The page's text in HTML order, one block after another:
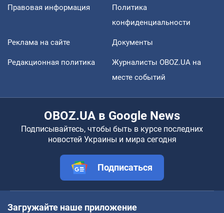
Правовая информация
Политика
конфиденциальности
Реклама на сайте Документы
Редакционная политика
Журналисты OBOZ.UA на
месте событий
OBOZ.UA в Google News
Подписывайтесь, чтобы быть в курсе последних
новостей Украины и мира сегодня
Подписаться
Загружайте наше приложение